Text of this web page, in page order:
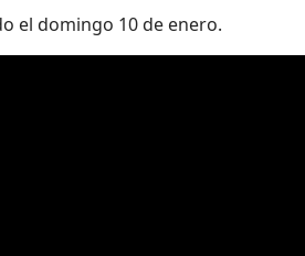
el domingo 10 de enero.